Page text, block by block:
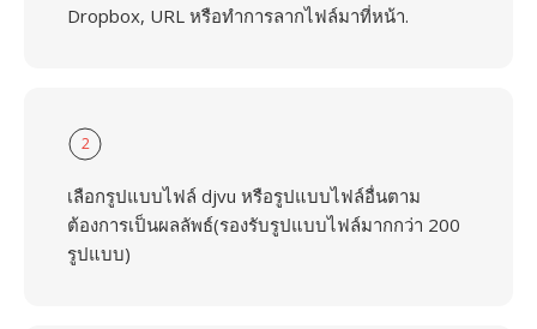
Dropbox, URL หรือทำการลากไฟล์มาที่หน้า.
2
เลือกรูปแบบไฟล์ djvu หรือรูปแบบไฟล์อื่นตาม
ต้องการเป็นผลลัพธ์(รองรับรูปแบบไฟล์มากกว่า 200
รูปแบบ)